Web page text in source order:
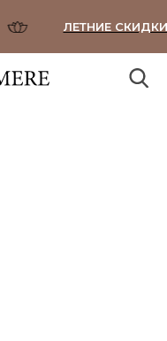
ЛЕТНИЕ СКИДКИ